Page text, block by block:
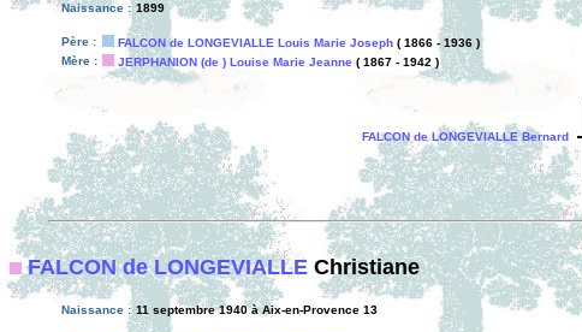
Naissance : 1899
Père : FALCON de LONGEVIALLE Louis Marie Joseph ( 1866 - 1936 )
Mère :
JERPHANION (de ) Louise Marie Jeanne ( 1867 - 1942 )
FALCON de LONGEVIALLE Bernard
FALCON de LONGEVIALLE Christiane
Naissance : 11 septembre 1940 à Aix-en-Provence 13